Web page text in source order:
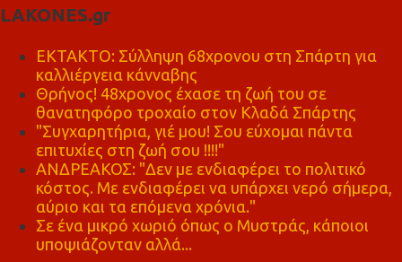
LAKONES.gr
ΕΚΤΑΚΤΟ: Σύλληψη 68χρονου στη Σπάρτη για
καλλιέργεια κάνναβης
Θρήνος! 48χρονος έχασε τη ζωή του σε
θανατηφόρο τροχαίο στον Κλαδά Σπάρτης
"Συγχαρητήρια, γιέ μου! Σου εύχομαι πάντα
επιτυχίες στη ζωή σου !!!!"
ΑΝΔΡΕΑΚΟΣ: "Δεν με ενδιαφέρει το πολιτικό
κόστος. Με ενδιαφέρει να υπάρχει νερό σήμερα,
αύριο και τα επόμενα χρόνια."
Σε ένα μικρό χωριό όπως ο Μυστράς, κάποιοι
υποψιάζονταν αλλά...